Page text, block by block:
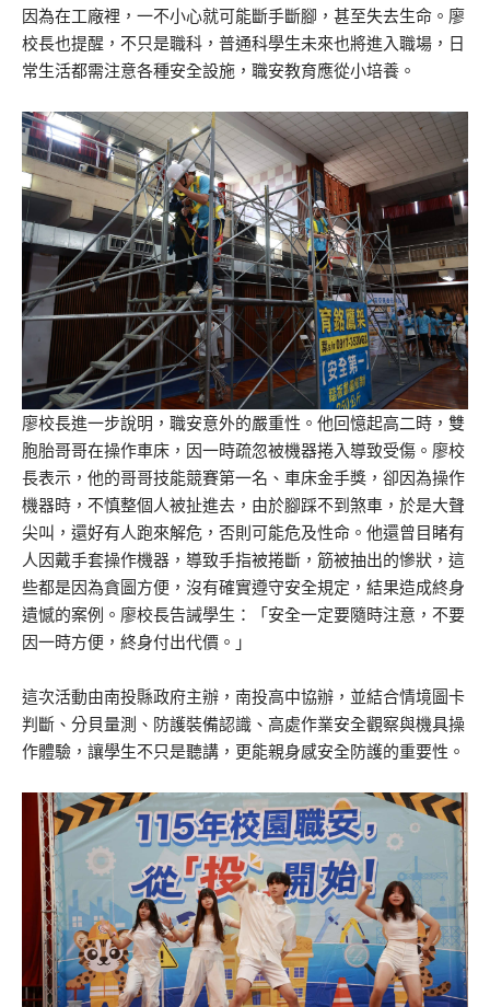
因為在工廠裡，一不小心就可能斷手斷腳，甚至失去生命。廖
校長也提醒，不只是職科，普通科學生未來也將進入職場，日
常生活都需注意各種安全設施，職安教育應從小培養。
廖校長進一步說明，職安意外的嚴重性。他回憶起高二時，雙
胞胎哥哥在操作車床，因一時疏忽被機器捲入導致受傷。廖校
長表示，他的哥哥技能競賽第一名、車床金手獎，卻因為操作
機器時，不慎整個人被扯進去，由於腳踩不到煞車，於是大聲
尖叫，還好有人跑來解危，否則可能危及性命。他還曾目睹有
人因戴手套操作機器，導致手指被捲斷，筋被抽出的慘狀，這
些都是因為貪圖方便，沒有確實遵守安全規定，結果造成終身
遺憾的案例。廖校長告誡學生：「安全一定要隨時注意，不要
因一時方便，終身付出代價。」
這次活動由南投縣政府主辦，南投高中協辦，並結合情境圖卡
判斷、分貝量測、防護裝備認識、高處作業安全觀察與機具操
作體驗，讓學生不只是聽講，更能親身感安全防護的重要性。